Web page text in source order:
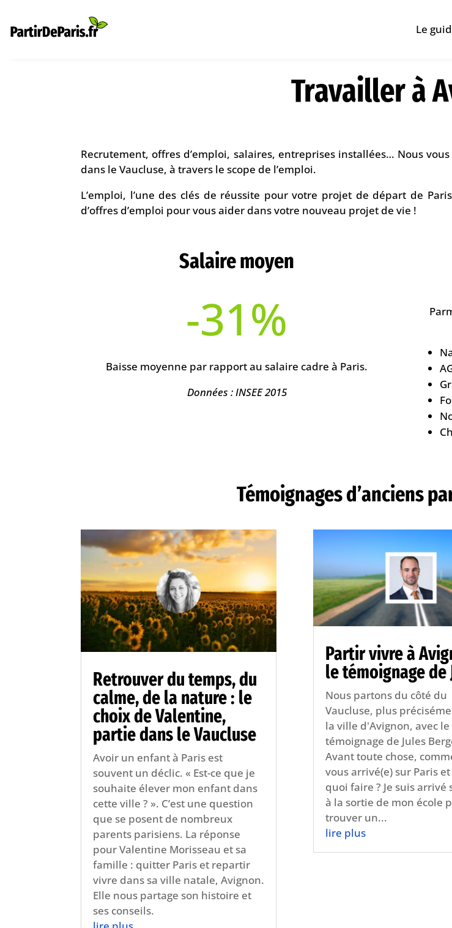
Le
Travailler à
Recrutement, offres d’emploi, salaires, entreprises installées… Nous
dans le Vaucluse, à travers le scope de l’emploi.
L’emploi, l’une des clés de réussite pour votre projet de départ de
d’offres d’emploi pour vous aider dans votre nouveau projet de vie !
Salaire moyen
-31%
Baisse moyenne par rapport au salaire cadre à Paris.
Données : INSEE 2015
Témoignages d’anciens
Retrouver du temps, du
calme, de la nature : le
choix de Valentine,
partie dans le Vaucluse
Avoir un enfant à Paris est
souvent un déclic. « Est-ce que je
souhaite élever mon enfant dans
cette ville ? ». C’est une question
que se posent de nombreux
parents parisiens. La réponse
pour Valentine Morisseau et sa
famille : quitter Paris et repartir
vivre dans sa ville natale, Avignon.
Elle nous partage son histoire et
ses conseils.
Partir vivre à
le témoignage de
Nous partons du côté du
Vaucluse, plus
la ville d'Avignon, avec le
témoignage de Jules
Avant toute chose,
vous arrivé(e) sur Paris
quoi faire ? Je suis arrivé
à la sortie de mon école
trouver un...
lire plus